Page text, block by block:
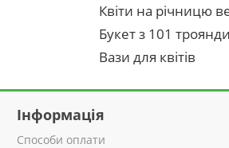
Квіти на річницю
Букет з 101 троянди
Вази для квітів
Інформація
Способи оплати